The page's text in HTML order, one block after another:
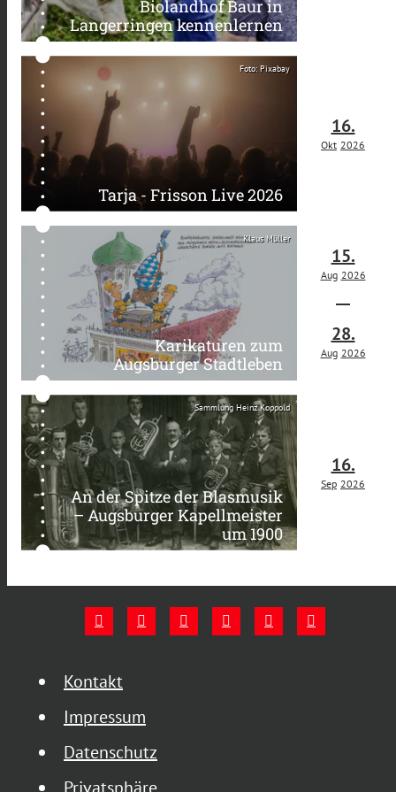
Biolandhof Baur in
Langerringen kennenlernen
Foto: Pixabay
Tarja - Frisson Live 2026
16.
Okt 2026
Klaus Müller
Karikaturen zum
Augsburger Stadtleben
15.
Aug 2026
28.
Aug 2026
Sammlung Heinz Koppold
An der Spitze der Blasmusik
– Augsburger Kapellmeister
um 1900
16.
Sep 2026
Kontakt
Impressum
Datenschutz